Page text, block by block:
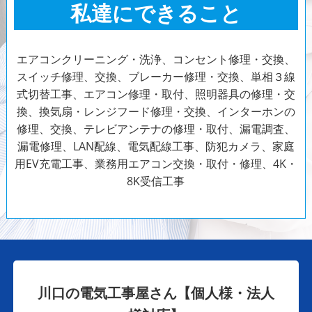
私達にできること
エアコンクリーニング・洗浄、コンセント修理・交換、
スイッチ修理、交換、ブレーカー修理・交換、単相３線
式切替工事、エアコン修理・取付、照明器具の修理・交
換、換気扇・レンジフード修理・交換、インターホンの
修理、交換、テレビアンテナの修理・取付、漏電調査、
漏電修理、LAN配線、電気配線工事、防犯カメラ、家庭
用EV充電工事、業務用エアコン交換・取付・修理、4K・
8K受信工事
川口の電気工事屋さん【個人様・法人